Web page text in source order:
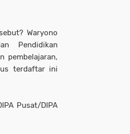
Waryono
Pendidikan
pembelajaran,
terdaftar ini
Pusat/DIPA